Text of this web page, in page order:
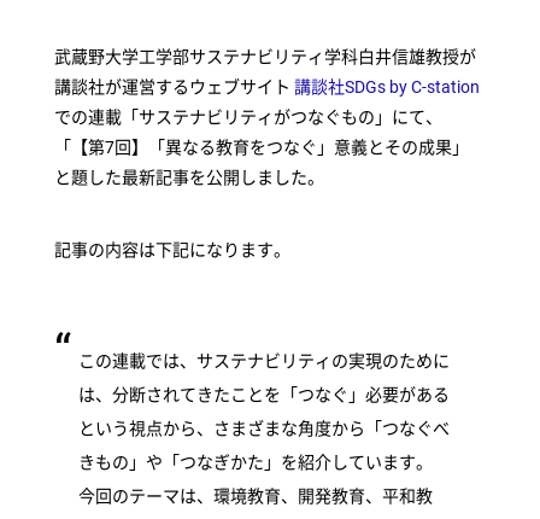
武蔵野大学工学部サステナビリティ学科白井信雄教授が
講談社が運営するウェブサイト講談社SDGs by C-station
での連載「サステナビリティがつなぐもの」にて、
「【第7回】「異なる教育をつなぐ」意義とその成果」
と題した最新記事を公開しました。
記事の内容は下記になります。
この連載では、サステナビリティの実現のために
は、分断されてきたことを「つなぐ」必要がある
という視点から、さまざまな角度から「つなぐべ
きもの」や「つなぎかた」を紹介しています。
今回のテーマは、環境教育、開発教育、平和教